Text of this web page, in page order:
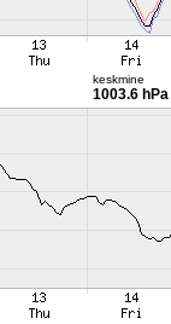
keskmine
1003.6 hPa